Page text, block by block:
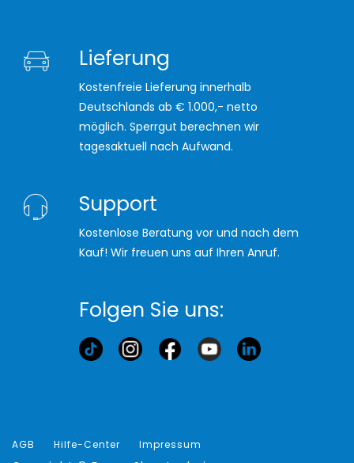
Lieferung
Kostenfreie Lieferung innerhalb
Deutschlands ab € 1.000,- netto
möglich. Sperrgut berechnen wir
tagesaktuell nach Aufwand.
Support
Kostenlose Beratung vor und nach dem
Kauf! Wir freuen uns auf Ihren Anruf.
Folgen Sie uns:
AGB Hilfe-Center Impressum